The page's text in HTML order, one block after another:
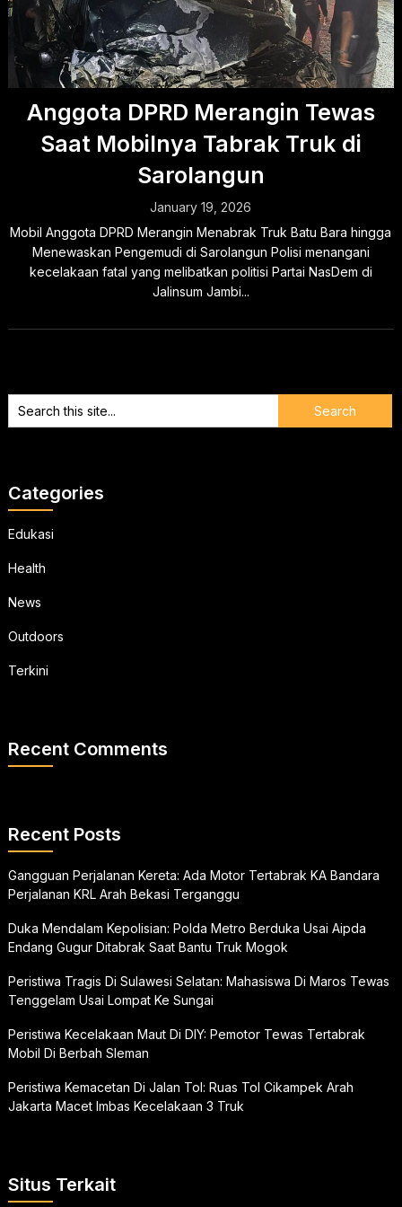
Anggota DPRD Merangin Tewas
Saat Mobilnya Tabrak Truk di
Sarolangun
January 19, 2026
Mobil Anggota DPRD Merangin Menabrak Truk Batu Bara hingga
Menewaskan Pengemudi di Sarolangun Polisi menangani
kecelakaan fatal yang melibatkan politisi Partai NasDem di
Jalinsum Jambi...
Categories
Edukasi
Health
News
Outdoors
Terkini
Recent Comments
Recent Posts
Gangguan Perjalanan Kereta: Ada Motor Tertabrak KA Bandara
Perjalanan KRL Arah Bekasi Terganggu
Duka Mendalam Kepolisian: Polda Metro Berduka Usai Aipda
Endang Gugur Ditabrak Saat Bantu Truk Mogok
Peristiwa Tragis Di Sulawesi Selatan: Mahasiswa Di Maros Tewas
Tenggelam Usai Lompat Ke Sungai
Peristiwa Kecelakaan Maut Di DIY: Pemotor Tewas Tertabrak
Mobil Di Berbah Sleman
Peristiwa Kemacetan Di Jalan Tol: Ruas Tol Cikampek Arah
Jakarta Macet Imbas Kecelakaan 3 Truk
Situs Terkait